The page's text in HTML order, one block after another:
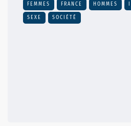
FEMMES FRANCE HOMMES
SEXE SOCIÉTÉ